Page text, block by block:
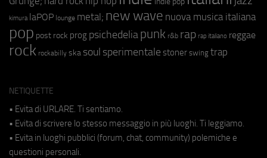
kimura laPOP lounge metal; new wave nuova musica italiana
pop post rock prog psichedeliapunk r&b rap rap italiano reggae
rock rockabilly ska soul sperimentale stoner swing trap
NETIQUETTE
• Evita di URLARE. Ti sentiamo.
• Evita di scrivere lo stesso messaggio in più luoghi. Ti leggiamo.
• Evita in luoghi pubblici (forum, chat, community) polemiche e
questioni personali.